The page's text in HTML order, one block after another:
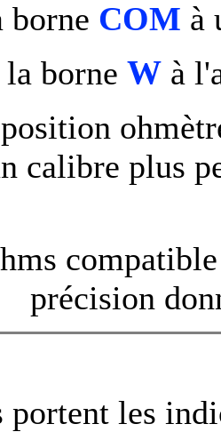
COM à
borne Wà
calibre plus
précision
portent les